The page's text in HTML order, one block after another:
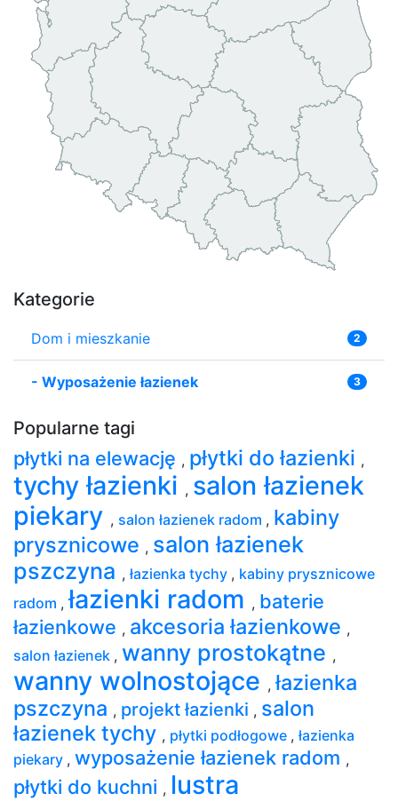
Kategorie
Dom i mieszkanie 2
- Wyposażenie łazienek 3
Popularne tagi
płytki na elewację , płytki do łazienki ,
tychy łazienki , salon łazienek
piekary , salon łazienek radom , kabiny
prysznicowe , salon łazienek
pszczyna , łazienka tychy , kabiny prysznicowe
radom ,łazienki radom , baterie
łazienkowe , akcesoria łazienkowe ,
salon łazienek , wanny prostokątne ,
wanny wolnostojące , łazienka
pszczyna , projekt łazienki , salon
łazienek tychy , płytki podłogowe , łazienka
piekary , wyposażenie łazienek radom ,
płytki do kuchni , lustra